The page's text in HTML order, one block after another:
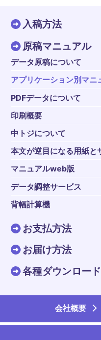
入稿方法
原稿マニュアル
データ原稿について
アプリケーション別マニ
PDFデータについて
印刷概要
中トジについて
本文が逆目になる用紙と
マニュアルweb版
データ調整サービス
背幅計算機
お支払方法
お届け方法
各種ダウンロード
会社概要